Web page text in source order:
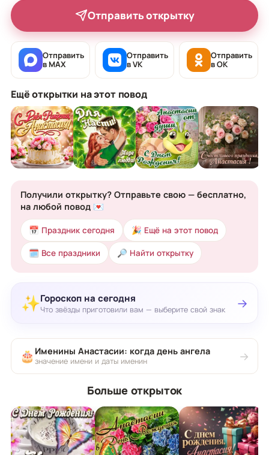
Отправить открытку
Отправить
в MAX
Отправить
в VK
Отправить
в OK
Ещё открытки на этот повод
Получили открытку? Отправьте свою — бесплатно,
на любой повод 💌
📅 Праздник сегодня 🎉 Ещё на этот повод
🗓 Все праздники 🔎 Найти открытку
✨Гороскоп на сегодня
Что звёзды приготовили вам — выберите свой знак →
🎂 Именины Анастасии: когда день ангела
значение имени и даты именин →
Больше открыток